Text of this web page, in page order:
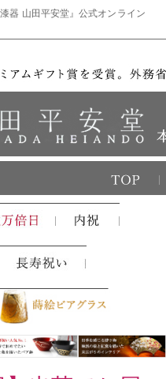
器 山田平安堂』公式オンライン